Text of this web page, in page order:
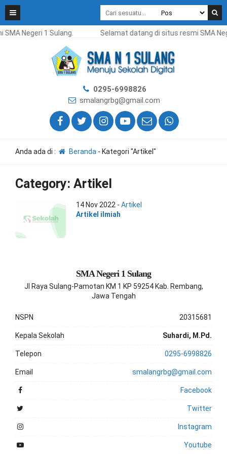
Negeri 1 Sulang. Selamat datang di situs resmi SMA
0295-6998826
smalangrbg@gmail.com
Anda ada di : Beranda - Kategori "Artikel"
Category: Artikel
14 Nov 2022 - Artikel
Artikel ilmiah
SMA Negeri 1 Sulang
Jl Raya Sulang-Pamotan KM 1 KP 59254 Kab. Rembang,
Jawa Tengah
NSPN 20315681
Kepala Sekolah Suhardi, M.Pd.
Telepon 0295-6998826
Email smalangrbg@gmail.com
Facebook
Twitter
Instagram
Youtube